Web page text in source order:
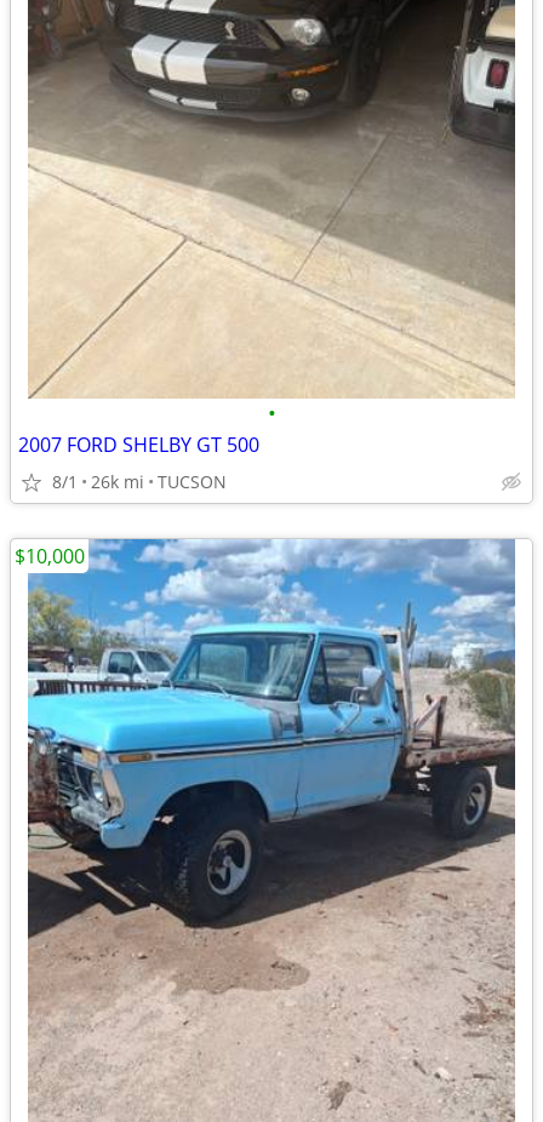
•
2007 FORD SHELBY GT 500
8/1 26k mi TUCSON
$10,000